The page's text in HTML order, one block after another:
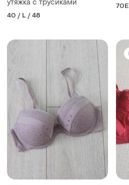
утяжка с трусиками
40 / L / 48
70E